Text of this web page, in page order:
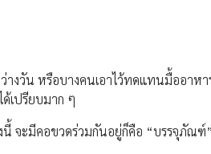
างวัน หรือบางคนเอาไว้ทดแทนมื้ออาห
เปรียบมาก ๆ
จะมีคอขวดร่วมกันอยู่ก็คือ “บรรจุภัณฑ์”